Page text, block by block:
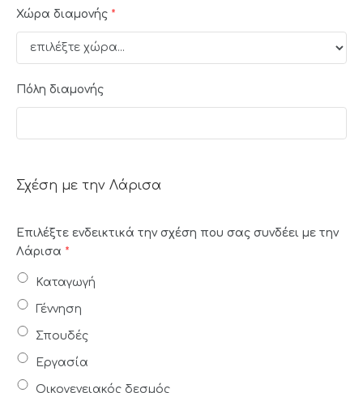
Χώρα διαμονής *
Πόλη διαμονής
Σχέση με την Λάρισα
Επιλέξτε ενδεικτικά την σχέση που σας συνδέει με την
Λάρισα *
Καταγωγή
Γέννηση
Σπουδές
Εργασία
Οικογενειακός δεσμός